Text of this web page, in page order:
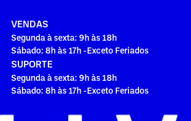
VENDAS
Segunda à sexta: 9h às 18h
Sábado: 8h às 17h -Exceto Feriados
SUPORTE
Segunda à sexta: 9h às 18h
Sábado: 8h às 17h -Exceto Feriados